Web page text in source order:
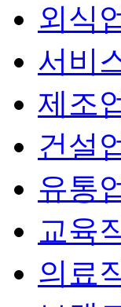
외식
서비
제조
건설
유통
교육
의료